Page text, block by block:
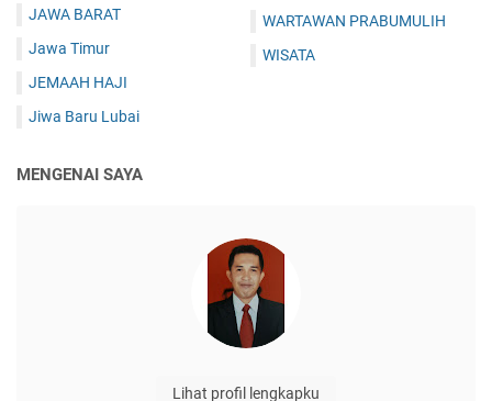
JAWA BARAT
Jawa Timur
JEMAAH HAJI
Jiwa Baru Lubai
WARTAWAN PRABUMULIH
WISATA
MENGENAI SAYA
Lihat profil lengkapku